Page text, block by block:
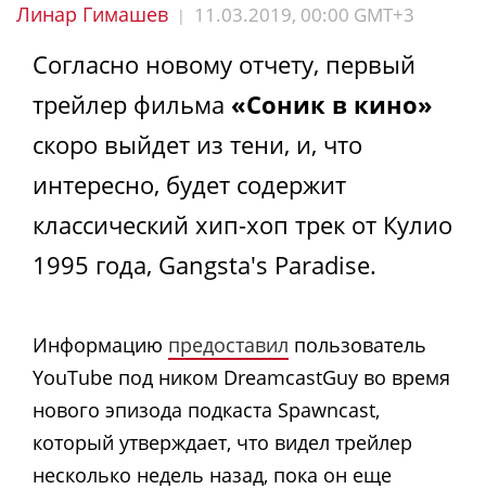
Линар Гимашев | 11.03.2019, 00:00 GMT+3
Согласно новому отчету, первый
трейлер фильма «Соник в кино»
скоро выйдет из тени, и, что
интересно, будет содержит
классический хип-хоп трек от Кулио
1995 года, Gangsta's Paradise.
Информацию предоставил пользователь
YouTube под ником DreamcastGuy во время
нового эпизода подкаста Spawncast,
который утверждает, что видел трейлер
несколько недель назад, пока он еще